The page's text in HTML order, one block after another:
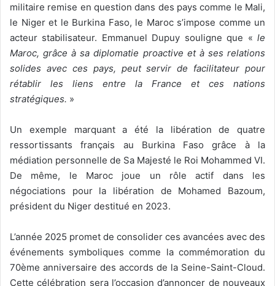
militaire remise en question dans des pays comme le Mali,
le Niger et le Burkina Faso, le Maroc s’impose comme un
acteur stabilisateur. Emmanuel Dupuy souligne que « le
Maroc, grâce à sa diplomatie proactive et à ses relations
solides avec ces pays, peut servir de facilitateur pour
rétablir les liens entre la France et ces nations
stratégiques. »
Un exemple marquant a été la libération de quatre
ressortissants français au Burkina Faso grâce à la
médiation personnelle de Sa Majesté le Roi Mohammed VI.
De même, le Maroc joue un rôle actif dans les
négociations pour la libération de Mohamed Bazoum,
président du Niger destitué en 2023.
L’année 2025 promet de consolider ces avancées avec des
événements symboliques comme la commémoration du
70ème anniversaire des accords de la Seine-Saint-Cloud.
Cette célébration sera l’occasion d’annoncer de nouveaux